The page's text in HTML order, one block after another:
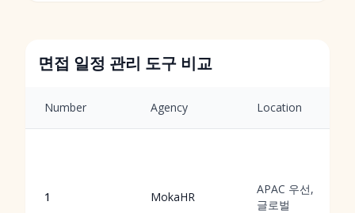
면접 일정 관리 도구 비교
Number Agency Location
1 MokaHR
APAC 우선,
글로벌